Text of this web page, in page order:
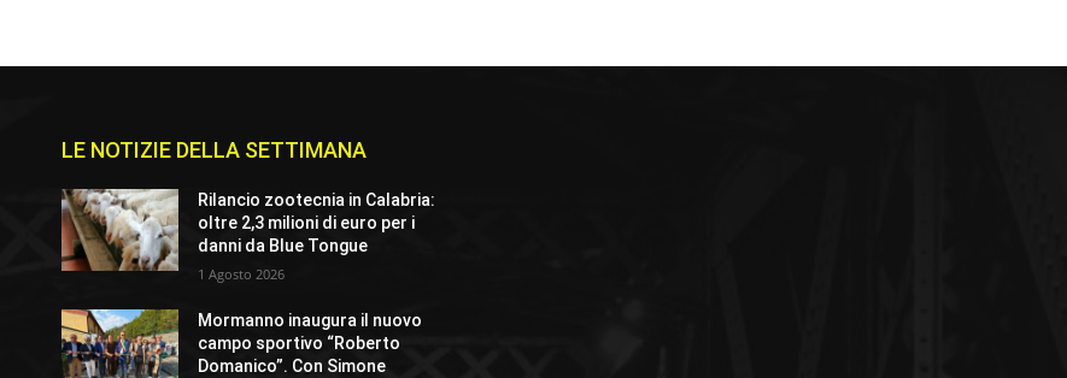
LE NOTIZIE DELLA SETTIMANA
Rilancio zootecnia in Calabria:
oltre 2,3 milioni di euro per i
danni da Blue Tongue
1 Agosto 2026
Mormanno inaugura il nuovo
campo sportivo “Roberto
Domanico”. Con Simone